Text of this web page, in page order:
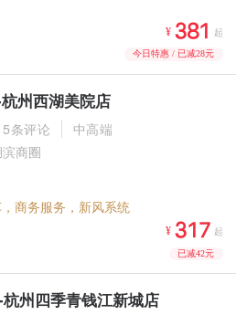
¥  起
今日特惠 / 已减28元
州西湖美院店
条评论
中高端
商圈
商务服务，新风系统
¥   起
已减42元
州四季青钱江新城店